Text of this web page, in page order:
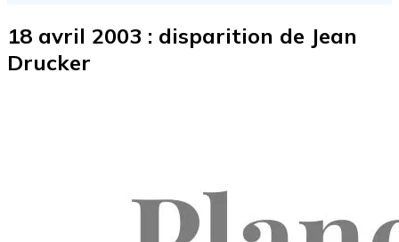
18 avril 2003 : disparition de Jean
Drucker